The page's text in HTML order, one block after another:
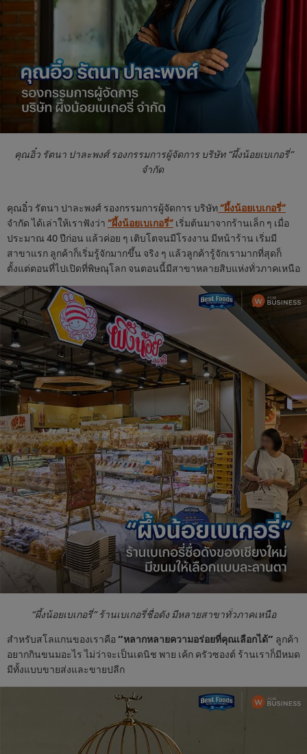
คุณอิ๋ว รัตนา ปาละพงศ์ รองกรรมการผู้จัดการ บริษัท “ผึ้งน้อยเบเกอรี่”
จำกัด
คุณอิ๋ว รัตนา ปาละพงศ์ รองกรรมการผู้จัดการ บริษัท“ผึ้งน้อยเบเกอรี่”
จำกัด ได้เล่าให้เราฟังว่า “ผึ้งน้อยเบเกอรี่” เริ่มต้นมาจากร้านเล็ก ๆ เมื่อ
ประมาณ 40 ปีก่อน แล้วค่อย ๆ เติบโตจนมีโรงงาน มีหน้าร้าน เริ่มมี
สาขาแรก ลูกค้าก็เริ่มรู้จักมากขึ้น จริง ๆ แล้วลูกค้ารู้จักเรามากที่สุดก็
ตั้งแต่ตอนที่ไปเปิดที่พิษณุโลก จนตอนนี้มีสาขาหลายสิบแห่งทั่วภาคเหนือ
“ผึ้งน้อยเบเกอรี่” ร้านเบเกอรี่ชื่อดัง มีหลายสาขาทั่วภาคเหนือ
สำหรับสโลแกนของเราคือ “หลากหลายความอร่อยที่คุณเลือกได้” ลูกค้า
อยากกินขนมอะไร ไม่ว่าจะเป็นเดนิช พาย เค้ก ครัวซองต์ ร้านเราก็มีหมด
มีทั้งแบบขายส่งและขายปลีก